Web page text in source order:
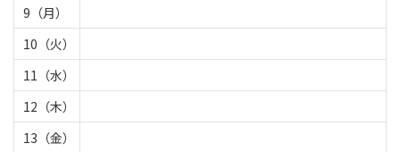
9（月）
10（火）
11（水）
12（木）
13（金）